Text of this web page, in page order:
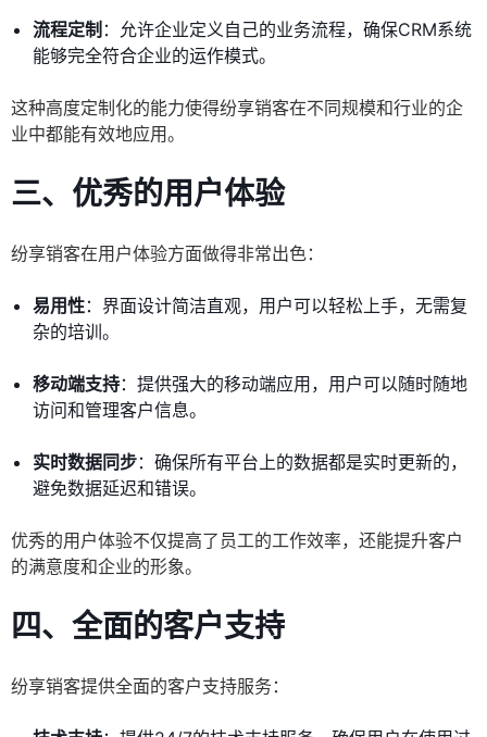
流程定制 ：允许企业定义自己的业务流程，确保CRM系统
能够完全符合企业的运作模式。
这种高度定制化的能力使得纷享销客在不同规模和行业的企
业中都能有效地应用。
三、优秀的用户体验
纷享销客在用户体验方面做得非常出色：
易用性：界面设计简洁直观，用户可以轻松上手，无需复
杂的培训。
移动端支持：提供强大的移动端应用，用户可以随时随地
访问和管理客户信息。
实时数据同步：确保所有平台上的数据都是实时更新的，
避免数据延迟和错误。
优秀的用户体验不仅提高了员工的工作效率，还能提升客户
的满意度和企业的形象。
四、全面的客户支持
纷享销客提供全面的客户支持服务：